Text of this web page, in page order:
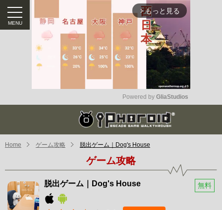
arrow_forward_ios もっと見る
Mute
Powered by GliaStudios
Home ゲーム攻略 脱出ゲーム｜Dog's House
ゲーム攻略
脱出ゲーム｜Dog's House 無料